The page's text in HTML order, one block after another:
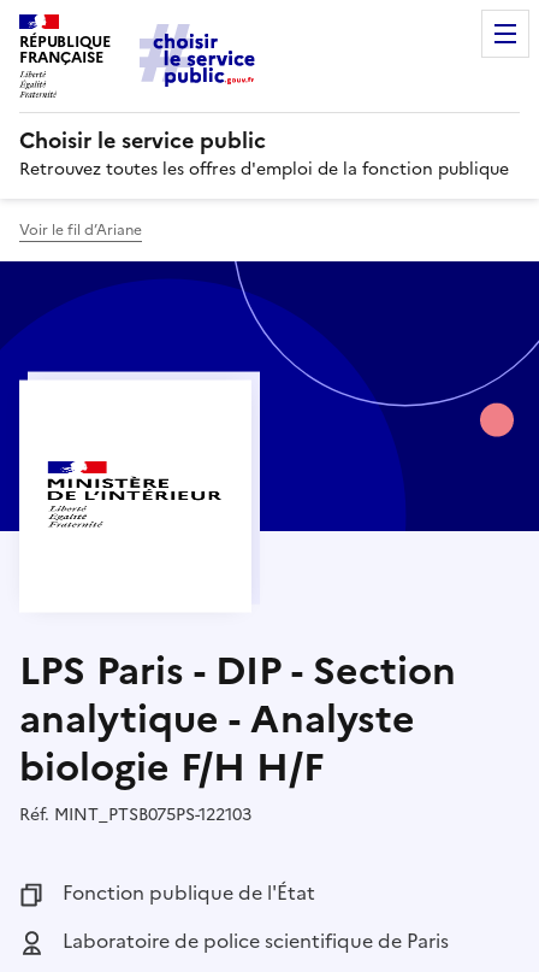
RÉPUBLIQUE
FRANÇAISE
Choisir le service public
Retrouvez toutes les offres d'emploi de la fonction publique
Voir le fil d’Ariane
LPS Paris - DIP - Section
analytique - Analyste
biologie F/H H/F
Réf. Référence :
MINT_PTSB075PS-122103
Fonction publique :
Fonction publique de l'État
Employeur :
Laboratoire de police scientifique de Paris